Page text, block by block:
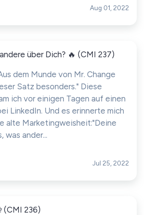
Aug 01, 2022
über Dich? 🔥 (CMI 237)
dem Munde von Mr. Change
Satz besonders." Diese
ich vor einigen Tagen auf einen
LinkedIn. Und es erinnerte mich
alte Marketingweisheit:"Deine
was ander...
Jul 25, 2022
(CMI 236)